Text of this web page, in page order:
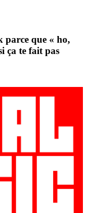
parce que « ho,
ça te fait pas